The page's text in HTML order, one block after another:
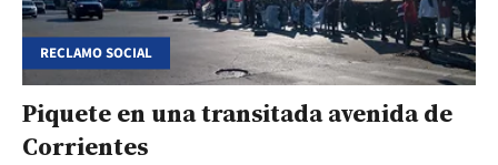
RECLAMO SOCIAL
Piquete en una transitada avenida de
Corrientes